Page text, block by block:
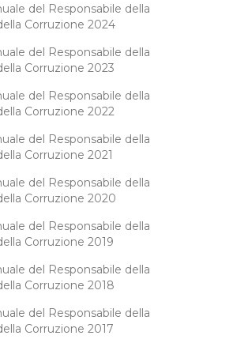
del Responsabile della
Corruzione 2024
del Responsabile della
Corruzione 2023
del Responsabile della
Corruzione 2022
del Responsabile della
Corruzione 2021
del Responsabile della
Corruzione 2020
del Responsabile della
Corruzione 2019
del Responsabile della
Corruzione 2018
del Responsabile della
Corruzione 2017